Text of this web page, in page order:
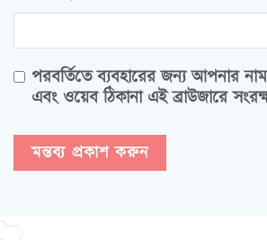
পরবর্তিতে ব্যবহারের জন্য আপনার
এবং ওয়েব ঠিকানা এই ব্রাউজারে